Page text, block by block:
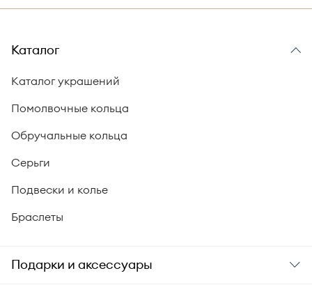
Каталог
Каталог украшений
Помолвочные кольца
Обручальные кольца
Серьги
Подвески и колье
Браслеты
Подарки и аксессуары